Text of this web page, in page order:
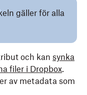
gäller för alla
och kan synka
filer i Dropbox.
av metadata som